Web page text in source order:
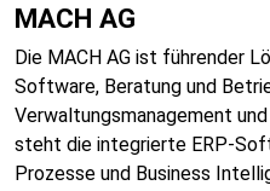
MACH AG
Die MACH AG ist führender
Software, Beratung und
Verwaltungsmanagement
steht die integrierte ERP-
Prozesse und Business